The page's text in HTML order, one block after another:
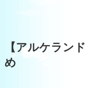
【アルケラン
め